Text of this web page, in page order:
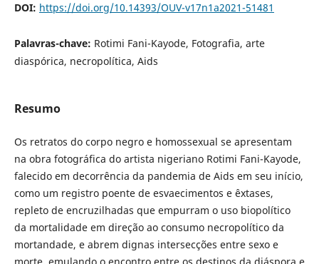
DOI: https://doi.org/10.14393/OUV-v17n1a2021-51481
Palavras-chave: Rotimi Fani-Kayode, Fotografia, arte
diaspórica, necropolítica, Aids
Resumo
Os retratos do corpo negro e homossexual se apresentam
na obra fotográfica do artista nigeriano Rotimi Fani-Kayode,
falecido em decorrência da pandemia de Aids em seu início,
como um registro poente de esvaecimentos e êxtases,
repleto de encruzilhadas que empurram o uso biopolítico
da mortalidade em direção ao consumo necropolítico da
mortandade, e abrem dignas intersecções entre sexo e
morte, emulando o encontro entre os destinos da diáspora e